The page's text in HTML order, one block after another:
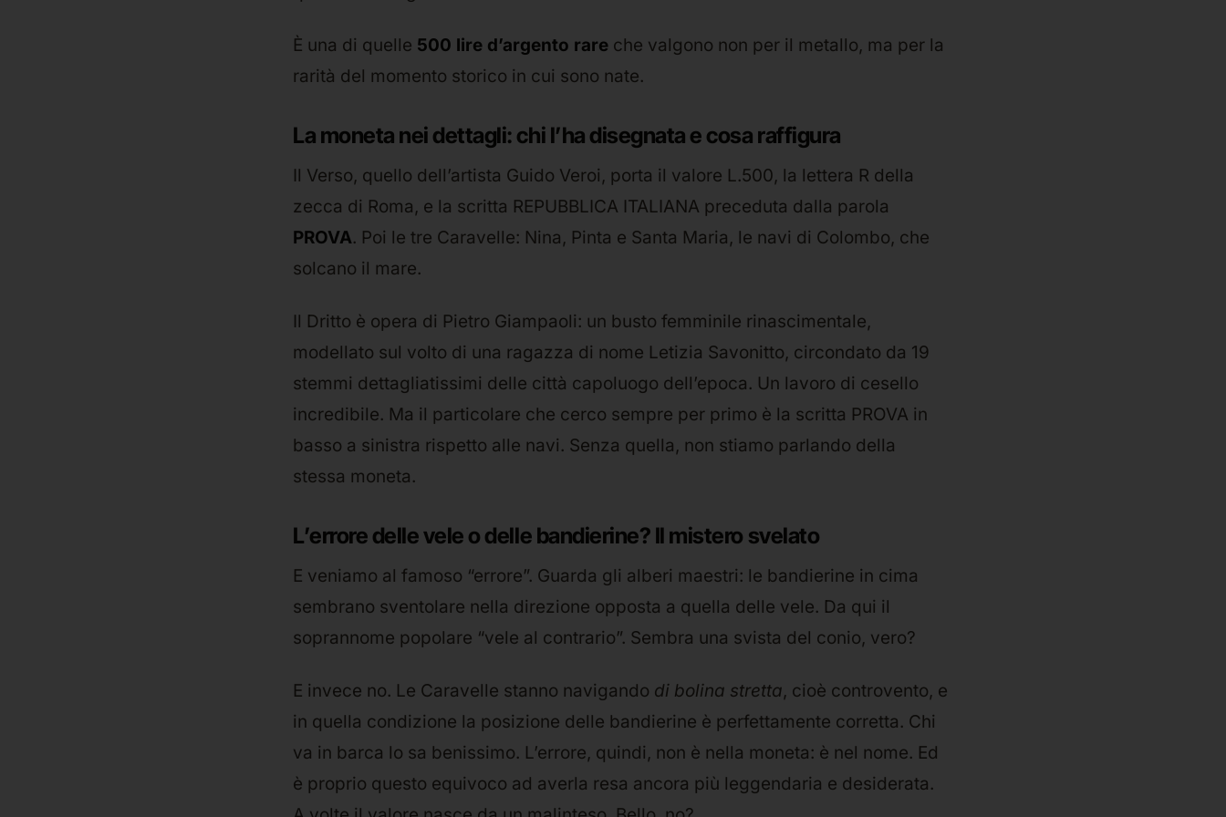
È una di quelle 500 lire d’argento rare che valgono non per il metallo, ma per la
rarità del momento storico in cui sono nate.
La moneta nei dettagli: chi l’ha disegnata e cosa raffigura
Il Verso, quello dell’artista Guido Veroi, porta il valore L.500, la lettera R della
zecca di Roma, e la scritta REPUBBLICA ITALIANA preceduta dalla parola
PROVA. Poi le tre Caravelle: Nina, Pinta e Santa Maria, le navi di Colombo, che
solcano il mare.
Il Dritto è opera di Pietro Giampaoli: un busto femminile rinascimentale,
modellato sul volto di una ragazza di nome Letizia Savonitto, circondato da 19
stemmi dettagliatissimi delle città capoluogo dell’epoca. Un lavoro di cesello
incredibile. Ma il particolare che cerco sempre per primo è la scritta PROVA in
basso a sinistra rispetto alle navi. Senza quella, non stiamo parlando della
stessa moneta.
L’errore delle vele o delle bandierine? Il mistero svelato
E veniamo al famoso “errore”. Guarda gli alberi maestri: le bandierine in cima
sembrano sventolare nella direzione opposta a quella delle vele. Da qui il
soprannome popolare “vele al contrario”. Sembra una svista del conio, vero?
E invece no. Le Caravelle stanno navigando di bolina stretta, cioè controvento, e
in quella condizione la posizione delle bandierine è perfettamente corretta. Chi
va in barca lo sa benissimo. L’errore, quindi, non è nella moneta: è nel nome. Ed
è proprio questo equivoco ad averla resa ancora più leggendaria e desiderata.